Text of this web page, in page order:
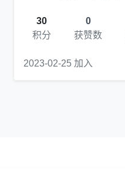
30
积分
0
获赞数
2023-02-25 加入